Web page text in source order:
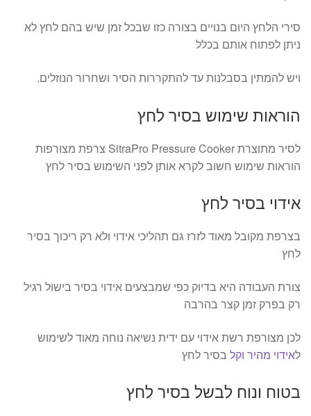
סירי הלחץ היום בנויים בצורה כזו שבכל זמן שיש בהם לחץ לא
ניתן לפתוח אותם בכלל
ויש להמתין בסבלנות עד להתקררות הסיר ושחרור הנוזלים.
הוראות שימוש בסיר לחץ
לסיר מתוצרת SitraPro Pressure Cooker צרפת מצורפות
הוראות שימוש חשוב לקרא אותן לפני השימוש בסיר לחץ
אידוי בסיר לחץ
בצרפת מקובל מאוד לזרז גם תהליכי אידוי ולא רק ריכוך בסיר
לחץ
צורת העבודה היא בדיוק כפי שמבצעים אידוי בסיר בישול רגיל
רק בפרק זמן קצר בהרבה
לכן מצורפת רשת אידוי עם ידית נשיאה נוחה מאוד לשימוש
לאידוי מהיר וקל בסיר לחץ
בטוח ונוח לבשל בסיר לחץ